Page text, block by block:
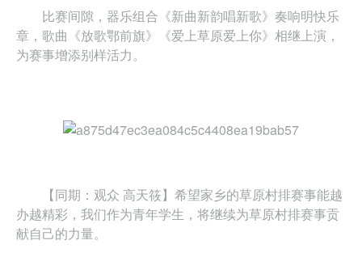
比赛间隙，器乐组合《新曲新韵唱新歌》奏响明快乐
章，歌曲《放歌鄂前旗》《爱上草原爱上你》相继上演，
为赛事增添别样活力。
【同期：观众 高天筱】希望家乡的草原村排赛事能越
办越精彩，我们作为青年学生，将继续为草原村排赛事贡
献自己的力量。